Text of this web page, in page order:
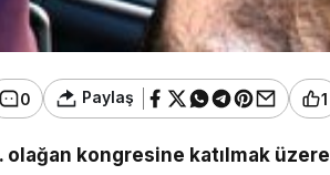
0 Paylaş 1
kongresine katılmak üzere